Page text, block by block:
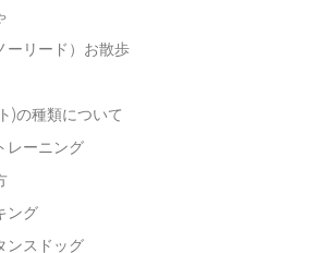
ーリード）お散歩
)の種類について
レーニング
ング
ンスドッグ